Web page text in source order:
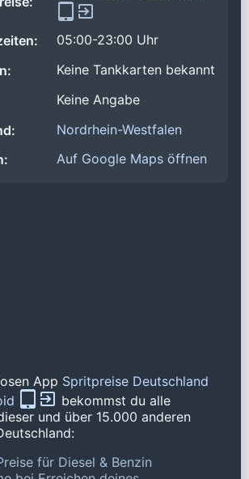
05:00-23:00 Uhr
Keine Tankkarten bekannt
Keine Angabe
Nordrhein-Westfalen
Auf Google Maps öffnen
App Spritpreise Deutschland
bekommst du alle
und über 15.000 anderen
für Diesel & Benzin